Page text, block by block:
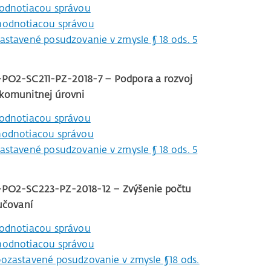
správou
správou
posudzovanie v zmysle § 18 ods. 5
SC211-PZ-2018-7 – Podpora a rozvoj
úrovni
správou
správou
posudzovanie v zmysle § 18 ods. 5
SC223-PZ-2018-12 – Zvýšenie počtu
správou
správou
posudzovanie v zmysle §18 ods.